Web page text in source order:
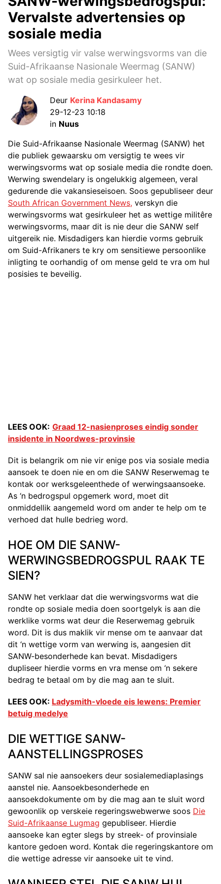
Vervalste advertensies op
sosiale media
Wees versigtig vir valse werwingsvorms van die
Suid-Afrikaanse Nasionale Weermag (SANW)
wat op sosiale media gesirkuleer het.
Deur Kerina Kandasamy
29-12-23 10:18
in Nuus
Die Suid-Afrikaanse Nasionale Weermag (SANW) het
die publiek gewaarsku om versigtig te wees vir
werwingsvorms wat op sosiale media die rondte doen.
Werwing swendelary is ongelukkig algemeen, veral
gedurende die vakansieseisoen. Soos gepubliseer deur
South African Government News, verskyn die
werwingsvorms wat gesirkuleer het as wettige militêre
werwingsvorms, maar dit is nie deur die SANW self
uitgereik nie. Misdadigers kan hierdie vorms gebruik
om Suid-Afrikaners te kry om sensitiewe persoonlike
inligting te oorhandig of om mense geld te vra om hul
posisies te beveilig.
LEES OOK: Graad 12-nasienproses eindig sonder
insidente in Noordwes-provinsie
Dit is belangrik om nie vir enige pos via sosiale media
aansoek te doen nie en om die SANW Reserwemag te
kontak oor werksgeleenthede of werwingsaansoeke.
As ‘n bedrogspul opgemerk word, moet dit
onmiddellik aangemeld word om ander te help om te
verhoed dat hulle bedrieg word.
HOE OM DIE SANW-
WERWINGSBEDROGSPUL RAAK TE
SIEN?
SANW het verklaar dat die werwingsvorms wat die
rondte op sosiale media doen soortgelyk is aan die
werklike vorms wat deur die Reserwemag gebruik
word. Dit is dus maklik vir mense om te aanvaar dat
dit ‘n wettige vorm van werwing is, aangesien dit
SANW-besonderhede kan bevat. Misdadigers
dupliseer hierdie vorms en vra mense om ‘n sekere
bedrag te betaal om by die mag aan te sluit.
LEES OOK: Ladysmith-vloede eis lewens: Premier
betuig medelye
DIE WETTIGE SANW-
AANSTELLINGSPROSES
SANW sal nie aansoekers deur sosialemediaplasings
aanstel nie. Aansoekbesonderhede en
aansoekdokumente om by die mag aan te sluit word
gewoonlik op verskeie regeringswebwerwe soos Die
Suid-Afrikaanse Lugmag gepubliseer. Hierdie
aansoeke kan egter slegs by streek- of provinsiale
kantore gedoen word. Kontak die regeringskantore om
die wettige adresse vir aansoeke uit te vind.